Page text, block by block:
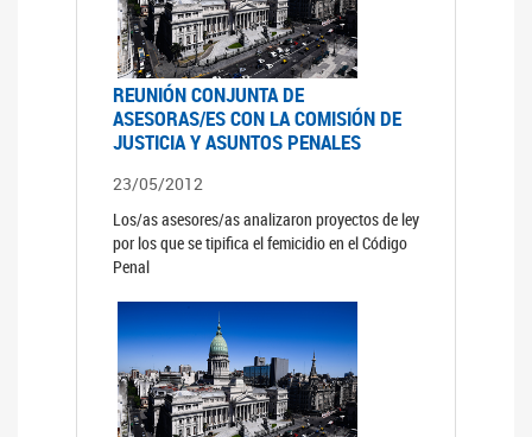
REUNIÓN CONJUNTA DE
ASESORAS/ES CON LA COMISIÓN DE
JUSTICIA Y ASUNTOS PENALES
23/05/2012
Los/as asesores/as analizaron proyectos de ley
por los que se tipifica el femicidio en el Código
Penal